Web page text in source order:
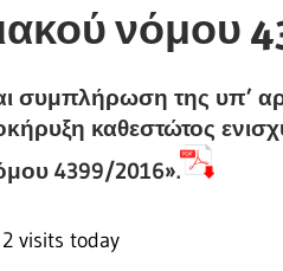
νόμου
συμπλήρωση της υπ’
καθεστώτος
4399/2016».
2 visits today